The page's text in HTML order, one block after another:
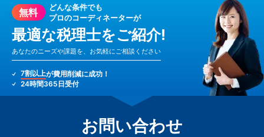
無料
どんな条件でも
プロのコーディネーターが
最適な税理士をご紹介!
あなたのニーズや課題を、お気軽にご相談ください
7割以上が費用削減に成功！
24時間365日受付
お問い合わせ